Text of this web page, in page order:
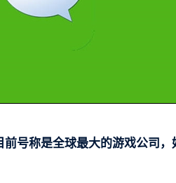
号称是全球最大的游戏公司